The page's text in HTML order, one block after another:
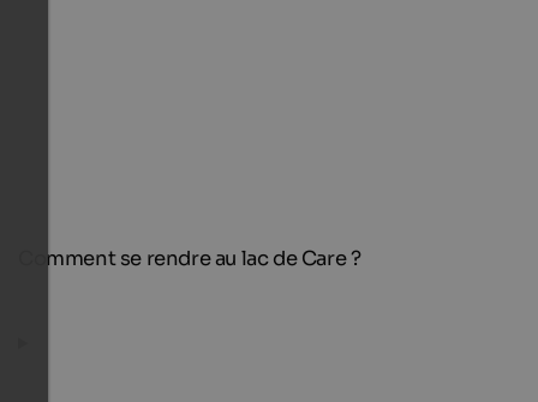
Comment se rendre au lac de Care ?